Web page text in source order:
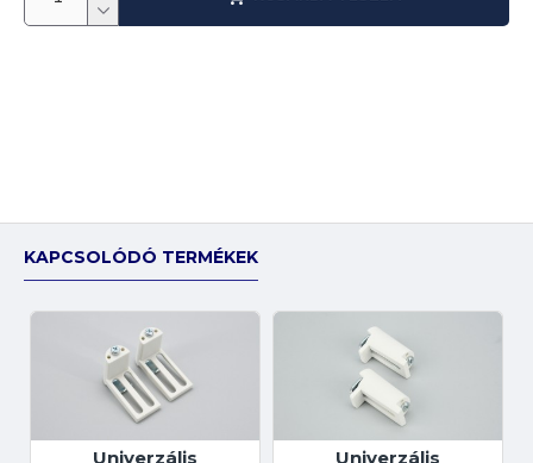
KAPCSOLÓDÓ TERMÉKEK
Univerzális
Univerzális